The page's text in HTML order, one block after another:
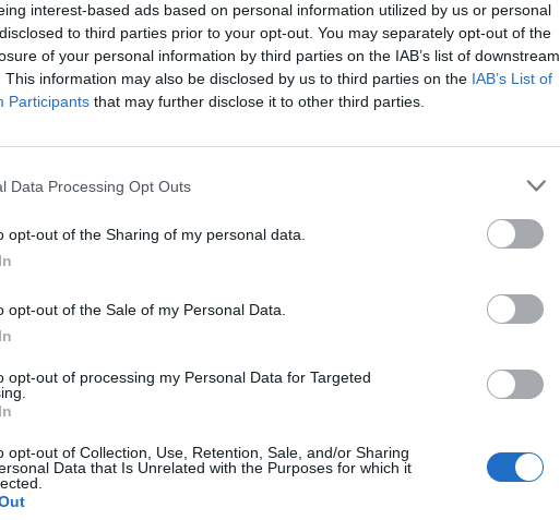
interest-based ads based on personal information utilized by us or personal
to third parties prior to your opt-out. You may separately opt-out of the
of your personal information by third parties on the IAB’s list of downstream
This information may also be disclosed by us to third parties on the IAB’s List of
Participants that may further disclose it to other third parties.
Data Processing Opt Outs
opt-out of the Sharing of my personal data.
opt-out of the Sale of my Personal Data.
opt-out of processing my Personal Data for Targeted
opt-out of Collection, Use, Retention, Sale, and/or Sharing
Data that Is Unrelated with the Purposes for which it
CERCA ALTRE RISPOSTE